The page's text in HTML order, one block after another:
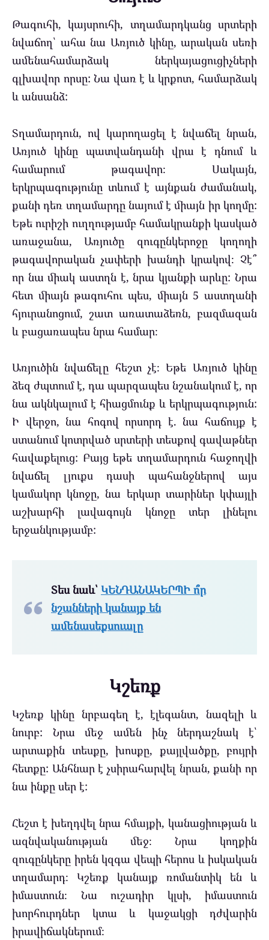
Թագուհի, կայսրուհի, տղամարդկանց սրտերի
նվաճող՝ ահա նա Առյուծ կինը, արական սեռի
ամենահամարձակ ներկայացուցիչների
գլխավոր որսը: Նա վառ է և կրքոտ, համարձակ
և անսանձ:
Տղամարդուն, ով կարողացել է նվաճել նրան,
Առյուծ կինը պատվանդանի վրա է դնում և
համարում թագավոր։ Սակայն,
երկրպագությունը տևում է այնքան ժամանակ,
քանի դեռ տղամարդը նայում է միայն իր կողմը:
Եթե ​​ուրիշի ուղղությամբ համակրանքի կասկած
առաջանա, Առյուծը զուգընկերոջը կողողի
թագավորական չափերի խանդի կրակով։ Չէ՞
որ նա միակ աստղն է, նրա կյանքի արևը: Նրա
հետ միայն թագուհու պես, միայն 5 աստղանի
հյուրանոցում, շատ առատաձեռն, բազմազան
և բացառապես նրա համար։
Առյուծին նվաճելը հեշտ չէ։ Եթե ​​Առյուծ կինը
ձեզ ժպտում է, դա պարզապես նշանակում է, որ
նա ակնկալում է հիացմունք և երկրպագություն:
Ի վերջո, նա հոգով որսորդ է. նա հաճույք է
ստանում կոտրված սրտերի տեսքով գավաթներ
հավաքելուց: Բայց եթե տղամարդուն հաջողվի
նվաճել լյուքս դասի պահանջներով այս
կամակոր կնոջը, նա երկար տարիներ կփայլի
աշխարհի լավագույն կնոջը տեր լինելու
երջանկությամբ:
Տես նաև՝ ԿԵՆԴԱՆԱԿԵՐՊԻ ո՞ր
նշանների կանայք են
ամենասեքսուալը
Կշեռք
Կշեռք կինը նրբագեղ է, էլեգանտ, նազելի և
նուրբ: Նրա մեջ ամեն ինչ ներդաշնակ է՝
արտաքին տեսքը, խոսքը, քայլվածքը, բույրի
հետքը: Անհնար է չսիրահարվել նրան, քանի որ
նա ինքը սեր է:
Հեշտ է խեղդվել նրա հմայքի, կանացիության և
ազնվականության մեջ։ Նրա կողքին
զուգընկերը իրեն կզգա վեպի հերոս և իսկական
տղամարդ։ Կշեռք կանայք ռոմանտիկ են և
իմաստուն։ Նա ուշադիր կլսի, իմաստուն
խորհուրդներ կտա և կաջակցի դժվարին
իրավիճակներում։